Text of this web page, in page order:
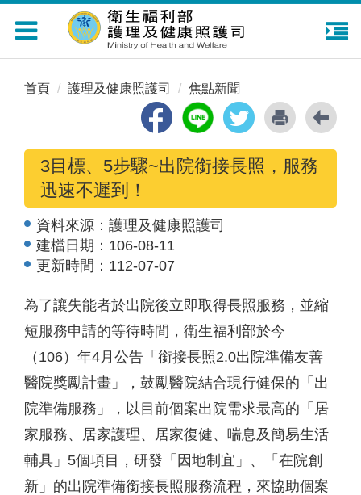
Toggle
navigation
首頁 護理及健康照護司 焦點新聞
3目標、5步驟~出院銜接長照，服務
迅速不遲到！
資料來源： 護理及健康照護司
建檔日期： 106-08-11
更新時間： 112-07-07
為了讓失能者於出院後立即取得長照服務，並縮
短服務申請的等待時間，衛生福利部於今
（106）年4月公告「銜接長照2.0出院準備友善
醫院獎勵計畫」，鼓勵醫院結合現行健保的「出
院準備服務」，以目前個案出院需求最高的「居
家服務、居家護理、居家復健、喘息及簡易生活
輔具」5個項目，研發「因地制宜」、「在院創
新」的出院準備銜接長照服務流程，來協助個案